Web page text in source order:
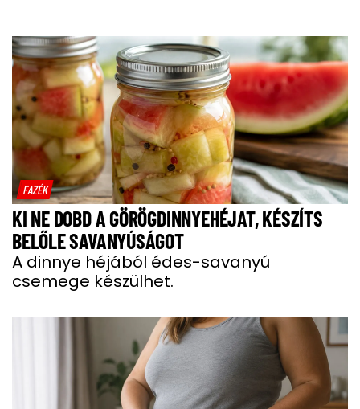
FAZÉK
KI NE DOBD A GÖRÖGDINNYEHÉJAT, KÉSZÍTS
BELŐLE SAVANYÚSÁGOT
A dinnye héjából édes-savanyú
csemege készülhet.